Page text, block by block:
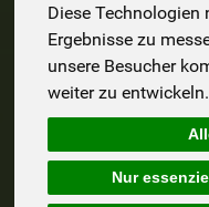
Diese
Ergebnisse zu
unsere Besucher
weiter zu entwickeln.
Nur